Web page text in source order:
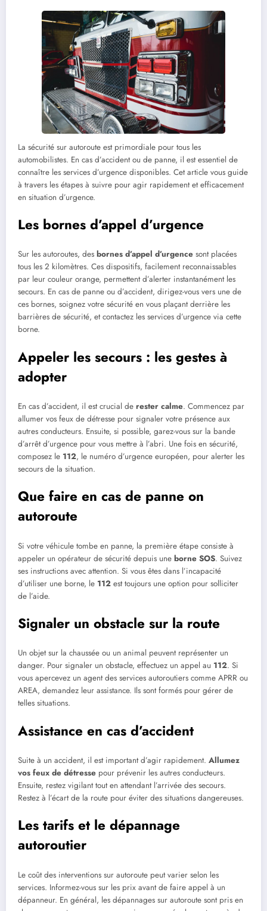
La sécurité sur autoroute est primordiale pour tous les
automobilistes. En cas d’accident ou de panne, il est essentiel de
connaître les services d’urgence disponibles. Cet article vous guide
à travers les étapes à suivre pour agir rapidement et efficacement
en situation d’urgence.
Les bornes d’appel d’urgence
Sur les autoroutes, des bornes d’appel d’urgence sont placées
tous les 2 kilomètres. Ces dispositifs, facilement reconnaissables
par leur couleur orange, permettent d’alerter instantanément les
secours. En cas de panne ou d’accident, dirigez-vous vers une de
ces bornes, soignez votre sécurité en vous plaçant derrière les
barrières de sécurité, et contactez les services d’urgence via cette
borne.
Appeler les secours : les gestes à
adopter
En cas d’accident, il est crucial de rester calme. Commencez par
allumer vos feux de détresse pour signaler votre présence aux
autres conducteurs. Ensuite, si possible, garez-vous sur la bande
d’arrêt d’urgence pour vous mettre à l’abri. Une fois en sécurité,
composez le 112, le numéro d’urgence européen, pour alerter les
secours de la situation.
Que faire en cas de panne on
autoroute
Si votre véhicule tombe en panne, la première étape consiste à
appeler un opérateur de sécurité depuis une borne SOS. Suivez
ses instructions avec attention. Si vous êtes dans l’incapacité
d’utiliser une borne, le 112 est toujours une option pour solliciter
de l’aide.
Signaler un obstacle sur la route
Un objet sur la chaussée ou un animal peuvent représenter un
danger. Pour signaler un obstacle, effectuez un appel au 112. Si
vous apercevez un agent des services autoroutiers comme APRR ou
AREA, demandez leur assistance. Ils sont formés pour gérer de
telles situations.
Assistance en cas d’accident
Suite à un accident, il est important d’agir rapidement. Allumez
vos feux de détresse pour prévenir les autres conducteurs.
Ensuite, restez vigilant tout en attendant l’arrivée des secours.
Restez à l’écart de la route pour éviter des situations dangereuses.
Les tarifs et le dépannage
autoroutier
Le coût des interventions sur autoroute peut varier selon les
services. Informez-vous sur les prix avant de faire appel à un
dépanneur. En général, les dépannages sur autoroute sont pris en